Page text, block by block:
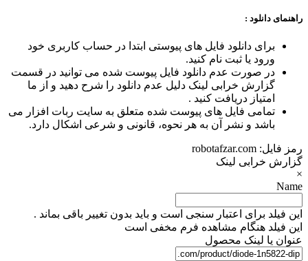
راهنمای دانلود :
برای دانلود فایل های پیوستی ابتدا در حساب کاربری خود
ورود یا ثبت نام کنید.
در صورت عدم دانلود فایل پیوست شده می توانید در قسمت
گزارش خرابی لینک دلیل عدم دانلود را شرح دهید و از ما
امتیاز دریافت کنید .
تمامی فایل های پیوست شده متعلق به سایت ربات افزار می
باشد و نشر آن به هر نحوه، قانونی و شرعی اشکال دارد.
رمز فایل: robotafzar.com
گزارش خرابی لینک
×
Name
این فیلد برای اعتبار سنجی است و باید بدون تغییر باقی بماند .
این فیلد هنگام مشاهده فرم مخفی است
عنوان یا لینک محصول